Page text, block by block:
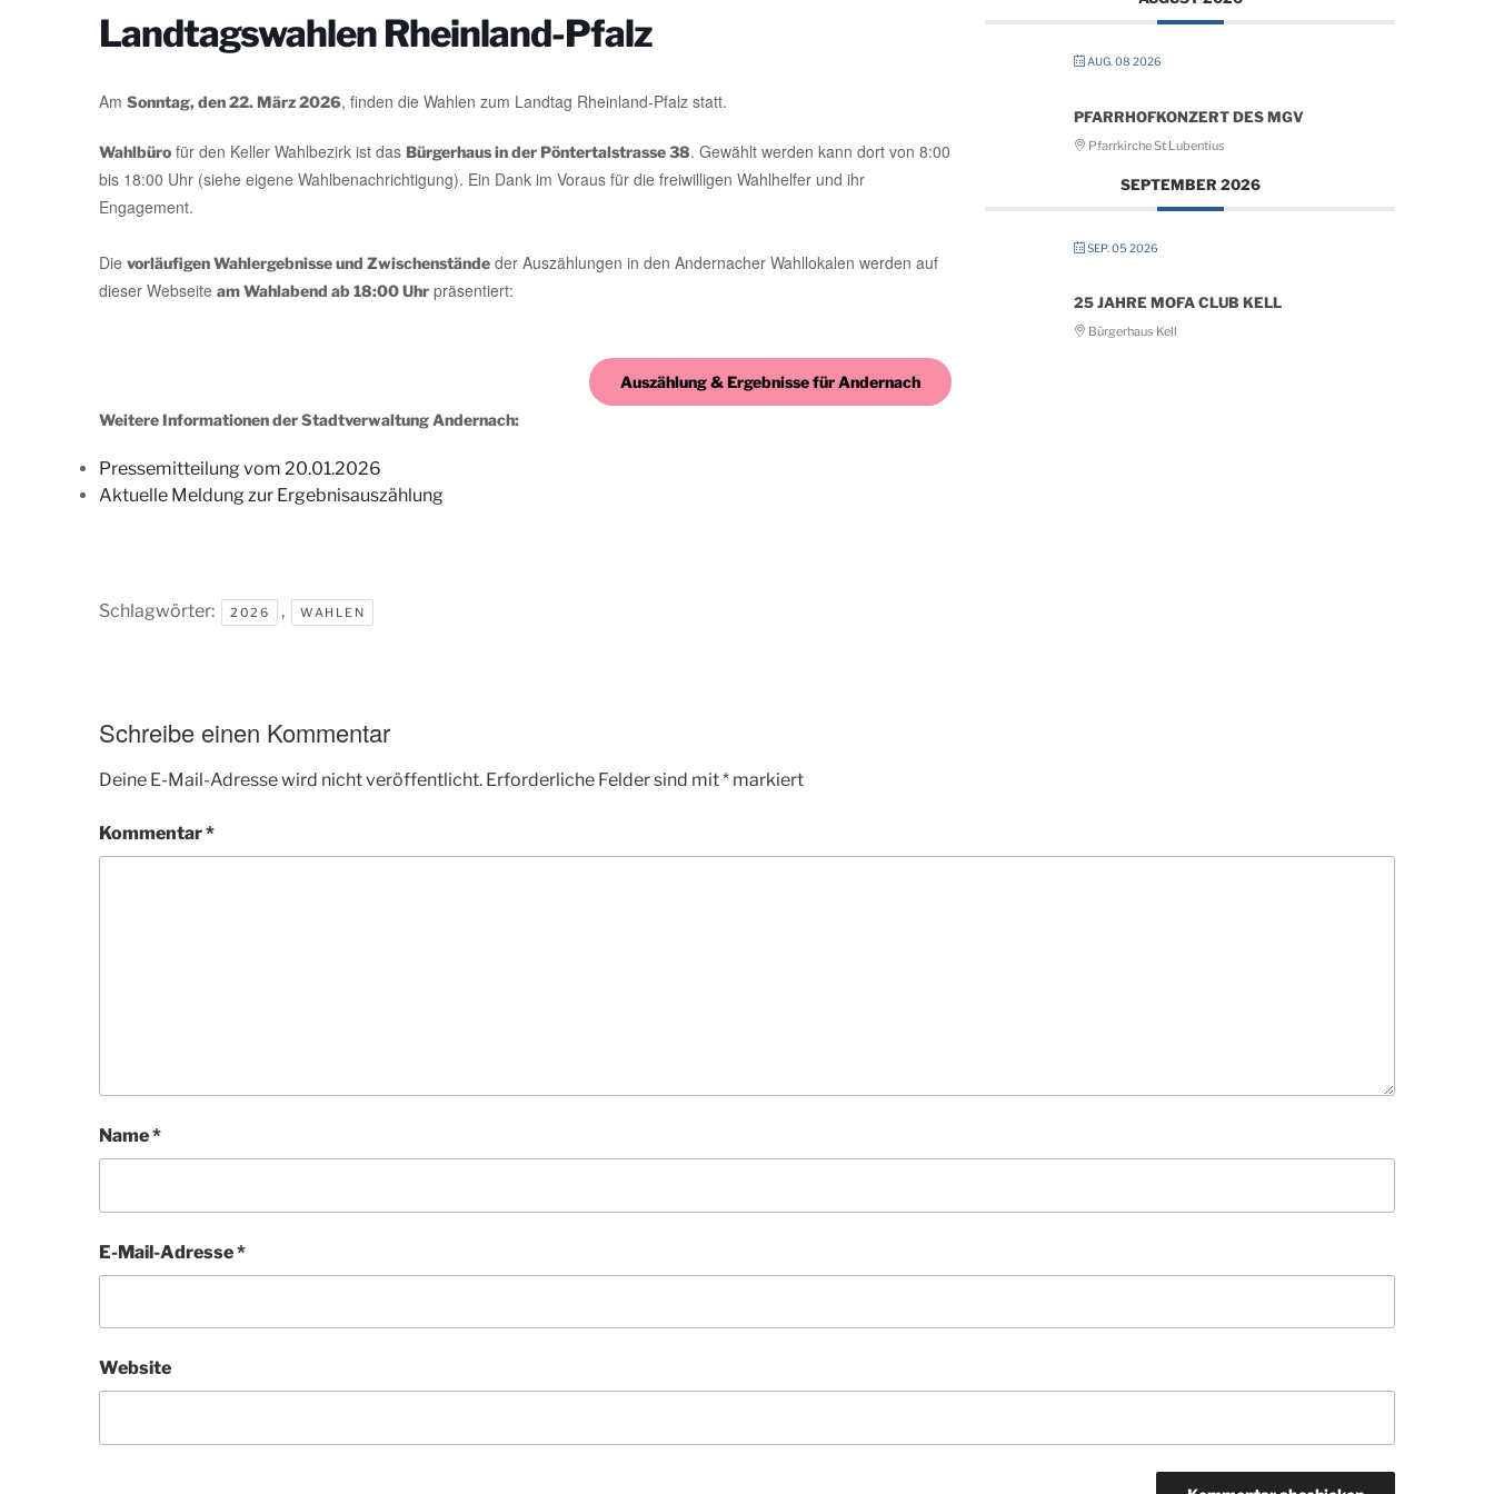
Landtagswahlen Rheinland-Pfalz
Am Sonntag, den 22. März 2026, finden die Wahlen zum Landtag Rheinland-Pfalz statt.
Wahlbüro für den Keller Wahlbezirk ist das Bürgerhaus in der Pöntertalstrasse 38. Gewählt werden kann dort von 8:00
bis 18:00 Uhr (siehe eigene Wahlbenachrichtigung). Ein Dank im Voraus für die freiwilligen Wahlhelfer und ihr
Engagement.
Die vorläufigen Wahlergebnisse und Zwischenstände der Auszählungen in den Andernacher Wahllokalen werden auf
dieser Webseite am Wahlabend ab 18:00 Uhr präsentiert:
Auszählung & Ergebnisse für Andernach
Weitere Informationen der Stadtverwaltung Andernach:
Pressemitteilung vom 20.01.2026
Aktuelle Meldung zur Ergebnisauszählung
Schlagwörter: 2026 , WAHLEN
AUG. 08 2026
PFARRHOFKONZERT DES MGV
Pfarrkirche St Lubentius
SEPTEMBER 2026
SEP. 05 2026
25 JAHRE MOFA CLUB KELL
Bürgerhaus Kell
Schreibe einen Kommentar
Deine E-Mail-Adresse wird nicht veröffentlicht. Erforderliche Felder sind mit* markiert
Kommentar*
Name*
E-Mail-Adresse*
Website